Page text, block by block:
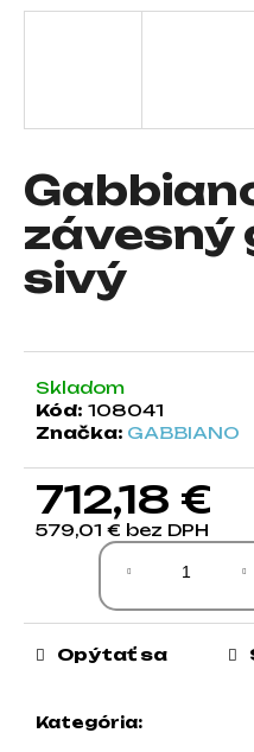
závesný
sivý
Skladom
Kód: 108041
Značka: GABBIANO
712,18 €
579,01 € bez DPH
Jednotková cena:
Kategória:
Opýtať sa
ť
d
p
r
č